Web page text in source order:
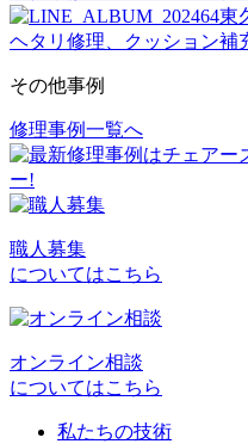
その他事例
投
稿
ナ
ビ
ゲ
ー
シ
ョ
修理事例一覧へ
職人募集
についてはこちら
オンライン相談
についてはこちら
私たちの技術